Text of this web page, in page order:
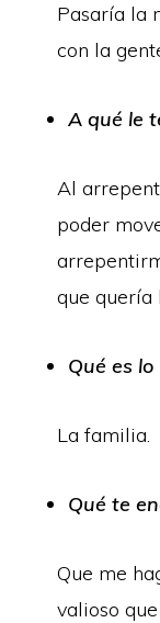
Pasaría la
con la
A qué le
Al
poder
que quería
Qué es
La familia.
Qué te
Que me
valioso